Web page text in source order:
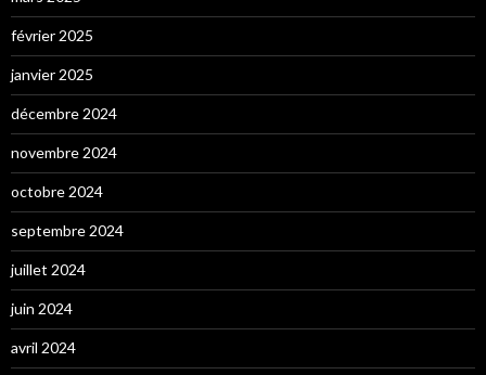
février 2025
janvier 2025
décembre 2024
novembre 2024
octobre 2024
septembre 2024
juillet 2024
juin 2024
avril 2024